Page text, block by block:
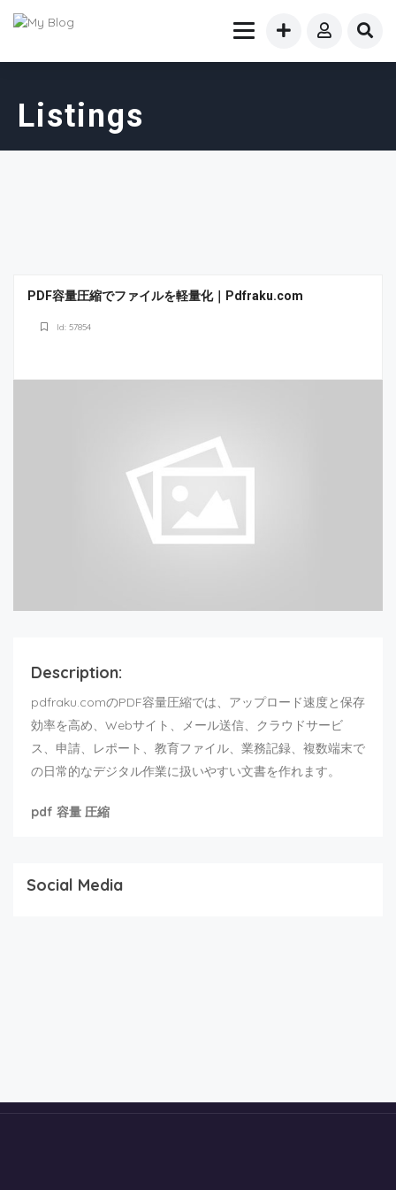
Listings
PDF容量圧縮でファイルを軽量化｜Pdfraku.com
Id: 57854
Description:
pdfraku.comのPDF容量圧縮では、アップロード速度と保存
効率を高め、Webサイト、メール送信、クラウドサービ
ス、申請、レポート、教育ファイル、業務記録、複数端末で
の日常的なデジタル作業に扱いやすい文書を作れます。
pdf 容量 圧縮
Social Media